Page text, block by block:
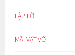
LẬP LỜ
MÃI VẬT VỜ